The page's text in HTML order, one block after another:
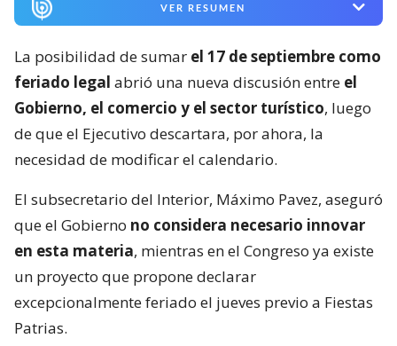
VER RESUMEN
La posibilidad de sumar el 17 de septiembre como
feriado legal abrió una nueva discusión entre el
Gobierno, el comercio y el sector turístico, luego
de que el Ejecutivo descartara, por ahora, la
necesidad de modificar el calendario.
El subsecretario del Interior, Máximo Pavez, aseguró
que el Gobierno no considera necesario innovar
en esta materia, mientras en el Congreso ya existe
un proyecto que propone declarar
excepcionalmente feriado el jueves previo a Fiestas
Patrias.